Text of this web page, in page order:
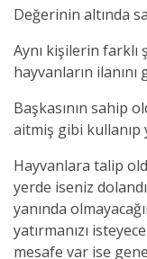
Değerinin altında
Aynı kişilerin
hayvanların
Başkasının sahip
aitmiş gibi kullanıp
Hayvanlara talip
yerde iseniz
yanında
yatırmanızı
mesafe var ise